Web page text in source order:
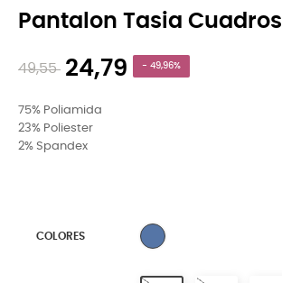
Pantalon Tasia Cuadros
49,55 24,79 - 49,96%
75% Poliamida
23% Poliester
2% Spandex
COLORES 4 AZUL